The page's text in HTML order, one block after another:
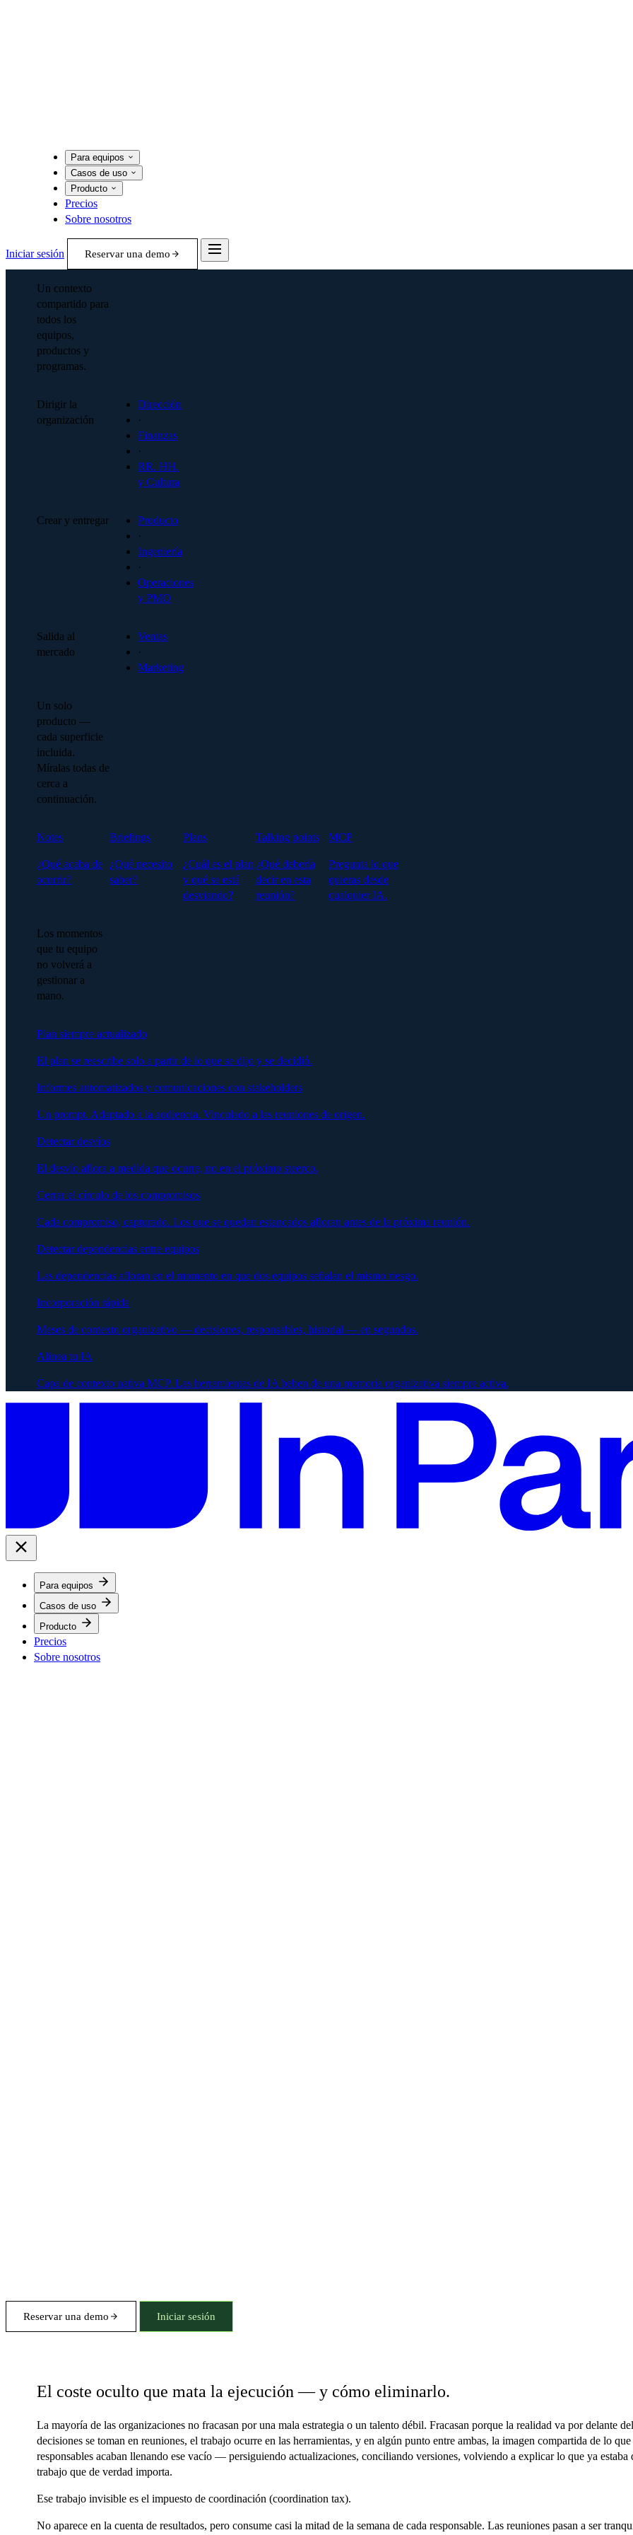
Para equipos
Casos de uso
Producto
Precios
Sobre nosotros
Iniciar sesión Reservar una demo
Un contexto
compartido para
todos los
equipos,
productos y
programas.
Dirigir la
organización
Dirección
·
Finanzas
·
RR. HH.
y Cultura
Crear y entregar
Producto
·
Ingeniería
·
Operaciones
y PMO
Salida al
mercado
Ventas
·
Marketing
Un solo
producto —
cada superficie
incluida.
Míralas todas de
cerca a
continuación.
Notes
¿Qué acaba de
ocurrir?
Briefings
¿Qué necesito
saber?
Plans
¿Cuál es el plan
y qué se está
desviando?
Talking points
¿Qué debería
decir en esta
reunión?
MCP
Pregunta lo que
quieras desde
cualquier IA.
Los momentos
que tu equipo
no volverá a
gestionar a
mano.
Plan siempre actualizado
El plan se reescribe solo a partir de lo que se dijo y se decidió.
Informes automatizados y comunicaciones con stakeholders
Un prompt. Adaptado a la audiencia. Vinculado a las reuniones de origen.
Detectar desvíos
El desvío aflora a medida que ocurre, no en el próximo steerco.
Cerrar el círculo de los compromisos
Cada compromiso, capturado. Los que se quedan estancados afloran antes de la próxima reunión.
Detectar dependencias entre equipos
Las dependencias afloran en el momento en que dos equipos señalan el mismo riesgo.
Incorporación rápida
Meses de contexto organizativo — decisiones, responsables, historial — en segundos.
Alinea tu IA
Capa de contexto nativa MCP. Las herramientas de IA beben de una memoria organizativa siempre activa.
Para equipos
Casos de uso
Producto
Precios
Sobre nosotros
Reservar una demo Iniciar sesión
El coste oculto que mata la ejecución — y cómo eliminarlo.
La mayoría de las organizaciones no fracasan por una mala estrategia o un talento débil. Fracasan porque la realidad va por delante
decisiones se toman en reuniones, el trabajo ocurre en las herramientas, y en algún punto entre ambas, la imagen compartida de lo
responsables acaban llenando ese vacío — persiguiendo actualizaciones, conciliando versiones, volviendo a explicar lo que ya
trabajo que de verdad importa.
Ese trabajo invisible es el impuesto de coordinación (coordination tax).
No aparece en la cuenta de resultados, pero consume casi la mitad de la semana de cada responsable. Las reuniones pasan a ser